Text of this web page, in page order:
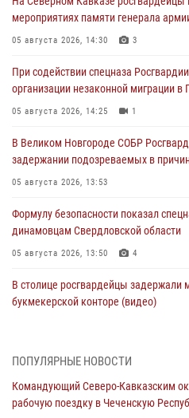
мероприятиях памяти генерала
05 августа 2026, 14:30 3
При содействии спецназа
организации незаконной миграции
05 августа 2026, 14:25 1
В Великом Новгороде СОБР
задержании подозреваемых в
05 августа 2026, 13:53
Формулу безопасности показал
динамовцам Свердловской области
05 августа 2026, 13:50 4
В столице росгвардейцы задержали
букмекерской конторе (видео)
В Удмуртии при силовой поддержке
оздоровительных услуг (видео)
05 августа 2026, 13:20
ПОПУЛЯРНЫЕ НОВОСТИ
Командующий Северо-Кавказским
рабочую поездку в Чеченскую